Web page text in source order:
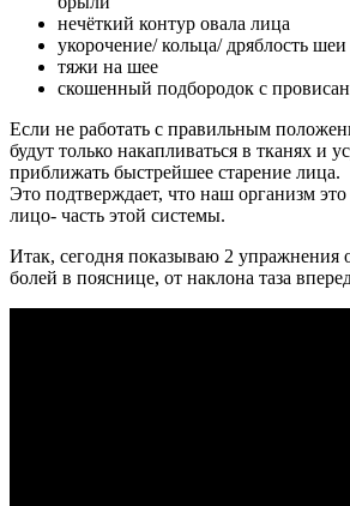
нечёткий контур овала лица
укорочение/ кольца/ дряблость шеи
тяжи на шее
скошенный подбородок с
Если не работать с правильным
будут только накапливаться в тканях и
приближать быстрейшее старение лица.
Это подтверждает, что наш организм
лицо- часть этой системы.
Итак, сегодня показываю 2 упражнения
болей в пояснице, от наклона таза